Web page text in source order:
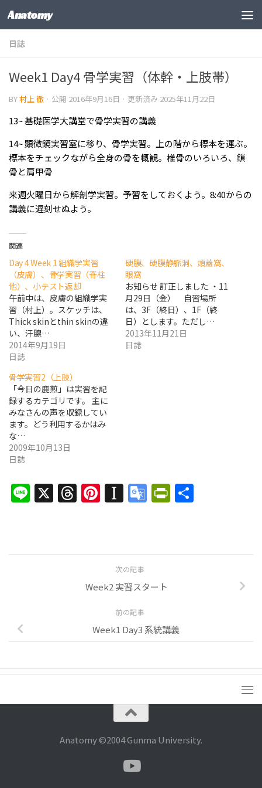
コンテンツの下
Anatomy
日誌
Week1 Day4 骨学実習（体幹・上肢帯）
BY村上 徹 · 公開 2016年9月16日 · 更新済み 2025年11月22日
13~ 基礎医学大講堂で骨学実習の講義
14~ 顕微鏡実習室に移り、骨学実習。上の階から標本を運ぶ。
標本をチェックながら全身の骨を概観。椎骨のいろいろ、鎖
骨と肩甲骨
来週火曜日から解剖学実習。予習をしておくよう。8:40からの
講義に遅刻せぬよう。
関連
Day 4 Week 1 組織学実習
（皮膚）、骨学実習（脊柱
他）、小テスト返却
午前中は、皮膚の組織学実
習（村上）。スケッチは、
Thick skinとthin skinの違
い、汗腺…
2014年9月19日
日誌
硬膜、硬膜静脈洞、頭蓋窩、
眼窩
お知らせ 訂正しました ・11
月29日（金） 自習場所
は、3F（終日）、1F（終
日）とします。ただし…
2013年11月21日
日誌
骨学実習2（上肢）
「今日の鹿煎」は実習を記
録するカテゴリです。 主に
みなさんの声を収録してい
ます。どう利用するかはみ
な…
2009年10月13日
日誌
Line
X Threads
Pinterest
Instapaper
Google
Translate
次の記事
Week2 実習スタート
前の記事
Week1 Day3 系統講義
Anatomy ©2004 Gunma University.